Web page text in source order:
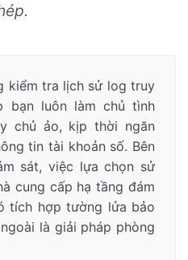
kiểm tra lịch sử log truy
bạn luôn làm chủ tình
chủ ảo, kịp thời ngăn
tin tài khoản số. Bên
sát, việc lựa chọn sử
cung cấp hạ tầng đám
tích hợp tường lửa bảo
là giải pháp phòng